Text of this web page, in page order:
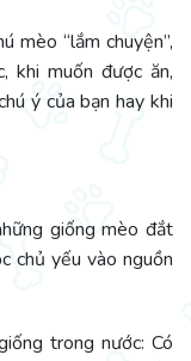
mèo “lắm chuyện”,
khi muốn được ăn,
ý của bạn hay khi
giống mèo đắt
chủ yếu vào nguồn
trong nước: Có